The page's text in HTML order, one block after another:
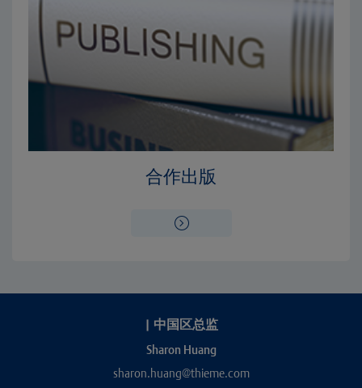
合作出版
| 中国区总监
Sharon Huang
sharon.huang@thieme.com